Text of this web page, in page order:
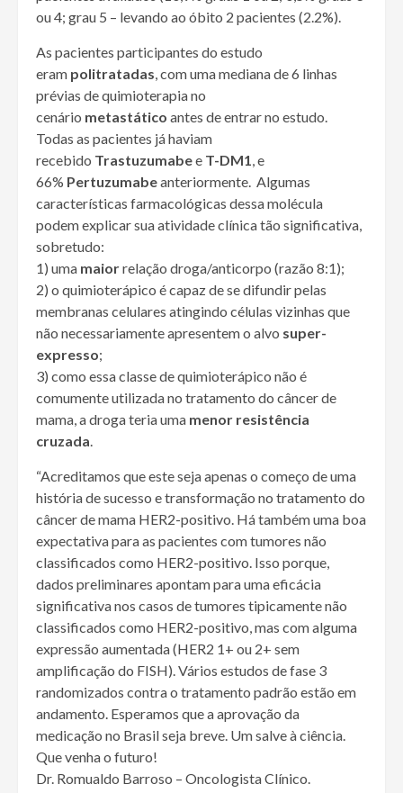
ou 4; grau 5 – levando ao óbito 2 pacientes (2.2%).
As pacientes participantes do estudo
eram politratadas, com uma mediana de 6 linhas
prévias de quimioterapia no
cenário metastático antes de entrar no estudo.
Todas as pacientes já haviam
recebido Trastuzumabee T-DM1, e
66% Pertuzumabeanteriormente. Algumas
características farmacológicas dessa molécula
podem explicar sua atividade clínica tão significativa,
sobretudo:
1) uma maiorrelação droga/anticorpo (razão 8:1);
2) o quimioterápico é capaz de se difundir pelas
membranas celulares atingindo células vizinhas que
não necessariamente apresentem o alvo super-
expresso;
3) como essa classe de quimioterápico não é
comumente utilizada no tratamento do câncer de
mama, a droga teria uma menor resistência
cruzada.
“Acreditamos que este seja apenas o começo de uma
história de sucesso e transformação no tratamento do
câncer de mama HER2-positivo. Há também uma boa
expectativa para as pacientes com tumores não
classificados como HER2-positivo. Isso porque,
dados preliminares apontam para uma eficácia
significativa nos casos de tumores tipicamente não
classificados como HER2-positivo, mas com alguma
expressão aumentada (HER2 1+ ou 2+ sem
amplificação do FISH). Vários estudos de fase 3
randomizados contra o tratamento padrão estão em
andamento. Esperamos que a aprovação da
medicação no Brasil seja breve. Um salve à ciência.
Que venha o futuro!
Dr. Romualdo Barroso – Oncologista Clínico.